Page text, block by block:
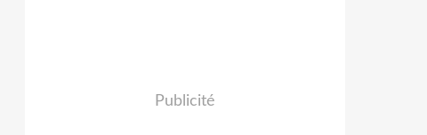
Publicité